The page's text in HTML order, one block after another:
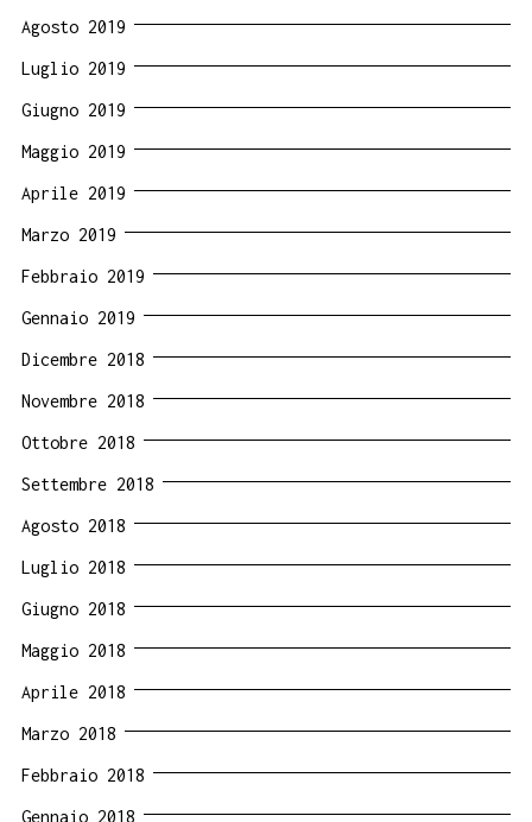
Agosto 2019
Luglio 2019
Giugno 2019
Maggio 2019
Aprile 2019
Marzo 2019
Febbraio 2019
Gennaio 2019
Dicembre 2018
Novembre 2018
Ottobre 2018
Settembre 2018
Agosto 2018
Luglio 2018
Giugno 2018
Maggio 2018
Aprile 2018
Marzo 2018
Febbraio 2018
Gennaio 2018